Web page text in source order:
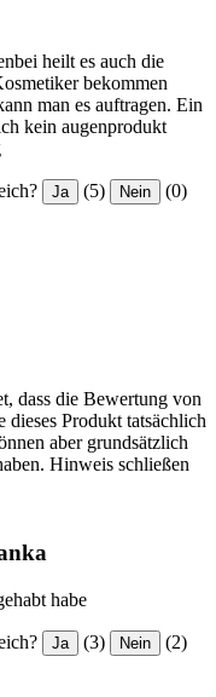
heilt es auch die
bekommen
man es auftragen. Ein
kein augenprodukt
Ja (5) Nein (0)
dass die Bewertung von
dieses Produkt tatsächlich
aber grundsätzlich
Hinweis schließen
habe
Ja (3) Nein (2)